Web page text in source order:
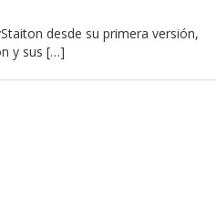
desde su primera versión,
y sus […]